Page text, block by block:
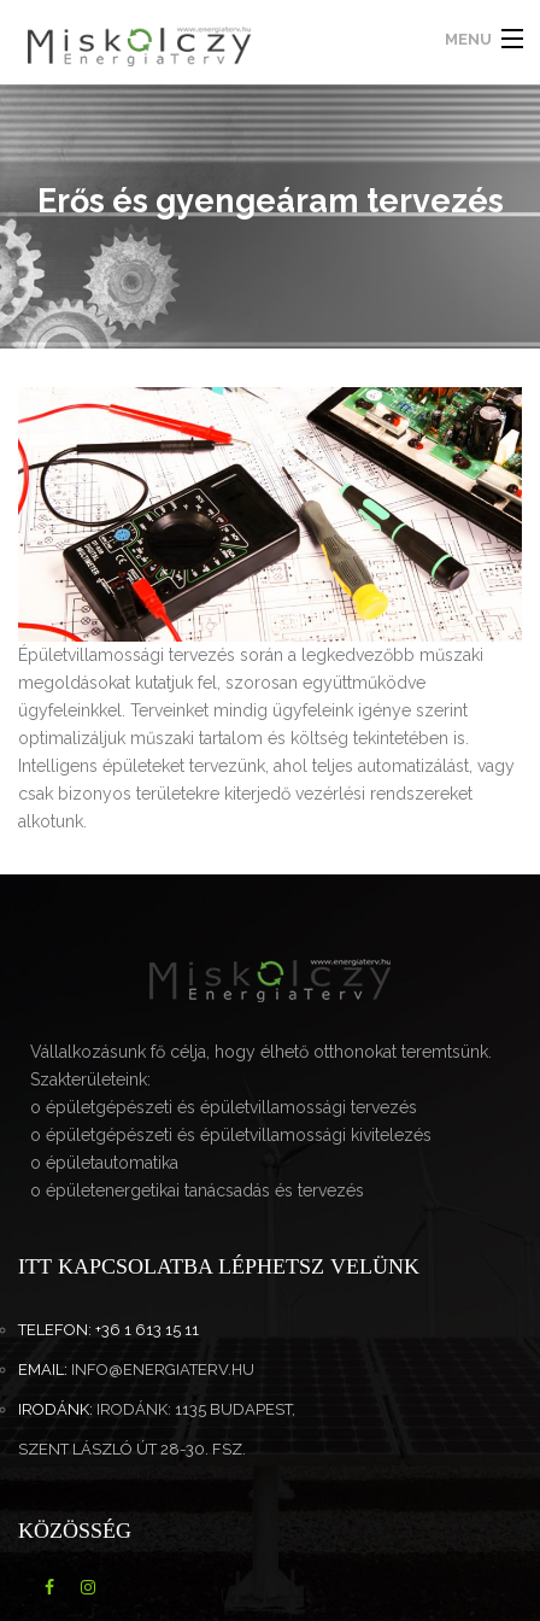
MENU
Lényeg
Szolgáltatások
Képekben
Blog
Megtalálsz
Erős és gyengeáram tervezés
Épületvillamossági tervezés során a legkedvezőbb műszaki
megoldásokat kutatjuk fel, szorosan együttműködve
ügyfeleinkkel. Terveinket mindig ügyfeleink igénye szerint
optimalizáljuk műszaki tartalom és költség tekintetében is.
Intelligens épületeket tervezünk, ahol teljes automatizálást, vagy
csak bizonyos területekre kiterjedő vezérlési rendszereket
alkotunk.
Vállalkozásunk fő célja, hogy élhető otthonokat teremtsünk.
Szakterületeink:
o épületgépészeti és épületvillamossági tervezés
o épületgépészeti és épületvillamossági kivitelezés
o épületautomatika
o épületenergetikai tanácsadás és tervezés
ITT KAPCSOLATBA LÉPHETSZ VELÜNK
TELEFON: +36 1 613 15 11
EMAIL: INFO@ENERGIATERV.HU
IRODÁNK: IRODÁNK: 1135 BUDAPEST,
SZENT LÁSZLÓ ÚT 28-30. FSZ.
KÖZÖSSÉG